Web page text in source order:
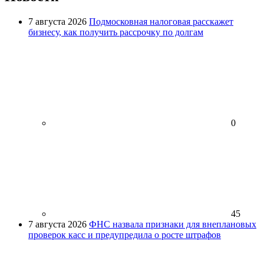
7 августа 2026 Подмосковная налоговая расскажет
бизнесу, как получить рассрочку по долгам
0
45
7 августа 2026 ФНС назвала признаки для внеплановых
проверок касс и предупредила о росте штрафов